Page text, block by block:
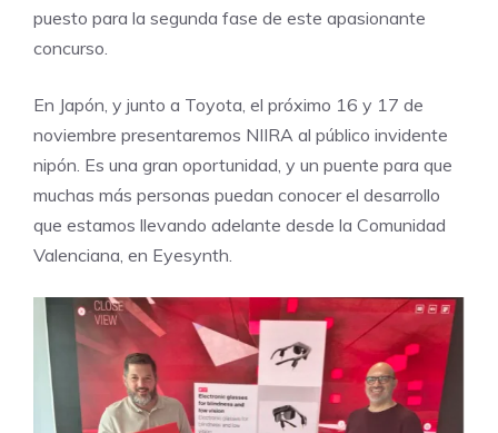
puesto para la segunda fase de este apasionante
concurso.
En Japón, y junto a Toyota, el próximo 16 y 17 de
noviembre presentaremos NIIRA al público invidente
nipón. Es una gran oportunidad, y un puente para que
muchas más personas puedan conocer el desarrollo
que estamos llevando adelante desde la Comunidad
Valenciana, en Eyesynth.